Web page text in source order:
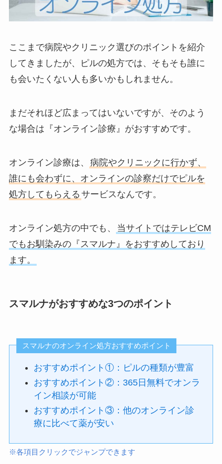
ここまで病院やクリニック選びのポイントを紹介
してきましたが、ピルの処方では、そもそも誰に
も会いたくない人も多いかもしれません。
まだそれほど広まってはいないですが、そのよう
な場合は『オンライン診療』がおすすめです。
オンライン診療は、
病院やクリニックに行かず、
誰にも会わずに、オンラインの診察だけでピルを
処方してもらえる サービスなんです。
オンライン処方の中でも、
当サイトではテレビCM
でもお馴染みの『スマルナ』をおすすめしており
ます。
スマルナがおすすめな3つのポイント
スマルナのオンライン処方おすすめポイント
おすすめポイント①：ピルの種類が豊富
おすすめポイント②：365日無料でオンラ
イン相談が可能
おすすめポイント③：他のオンライン診
療に比べて薬が安い
※各項目クリックでジャンプできます